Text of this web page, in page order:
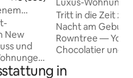
New
Tritt in die Zeit
Nacht am
Rowntree —
Chocolatier und
viktorianische
in